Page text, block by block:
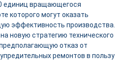
единиц вращающегося
которого могут оказать
эффективность производства.
новую стратегию технического
отказ от
ремонтов в пользу